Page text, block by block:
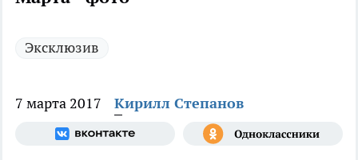
Эксклюзив
7 марта 2017 Кирилл Степанов